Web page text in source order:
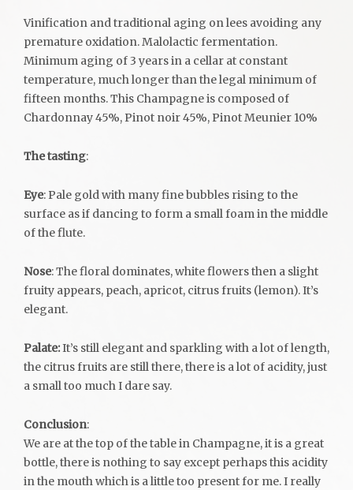
Vinification and traditional aging on lees avoiding any
premature oxidation. Malolactic fermentation.
Minimum aging of 3 years in a cellar at constant
temperature, much longer than the legal minimum of
fifteen months. This Champagne is composed of
Chardonnay 45%, Pinot noir 45%, Pinot Meunier 10%
The tasting:
Eye: Pale gold with many fine bubbles rising to the
surface as if dancing to form a small foam in the middle
of the flute.
Nose: The floral dominates, white flowers then a slight
fruity appears, peach, apricot, citrus fruits (lemon). It’s
elegant.
Palate:It’s still elegant and sparkling with a lot of length,
the citrus fruits are still there, there is a lot of acidity, just
a small too much I dare say.
Conclusion:
We are at the top of the table in Champagne, it is a great
bottle, there is nothing to say except perhaps this acidity
in the mouth which is a little too present for me. I really